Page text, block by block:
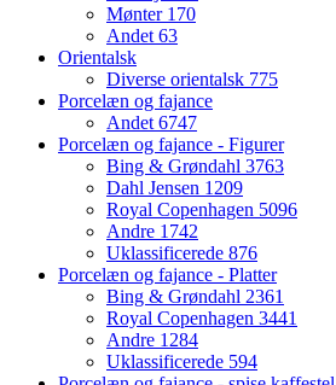
Mønter 170
Andet63
Orientalsk
Diverse orientalsk 775
Porcelæn og fajance
Andet6747
Porcelæn og fajance - Figurer
Bing & Grøndahl 3763
Dahl Jensen 1209
Royal Copenhagen 5096
Andre 1742
Uklassificerede 876
Porcelæn og fajance - Platter
Bing & Grøndahl 2361
Royal Copenhagen 3441
Andre 1284
Uklassificerede 594